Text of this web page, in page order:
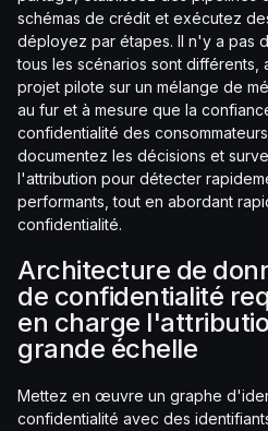
schémas de crédit et exécutez
déployez par étapes. Il n'y a pas
tous les scénarios sont différents,
projet pilote sur un mélange de
au fur et à mesure que la
confidentialité des
documentez les décisions et
l'attribution pour détecter
performants, tout en abordant
confidentialité.
Architecture de
de confidentialité
en charge
grande échelle
Mettez en œuvre un graphe
confidentialité avec des